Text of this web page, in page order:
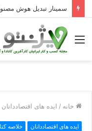
منو
خانه / ایده های اقتصاددانان
ایده های اقتصاددانان خلاصه